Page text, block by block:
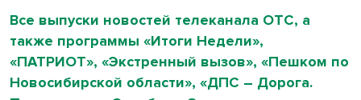
Все выпуски новостей телеканала ОТС, а
также программы «Итоги Недели»,
«ПАТРИОТ», «Экстренный вызов», «Пешком по
Новосибирской области», «ДПС – Дорога.